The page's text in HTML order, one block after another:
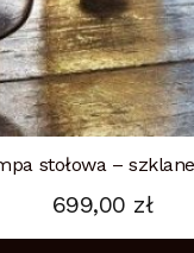
stołowa –
699,00 zł